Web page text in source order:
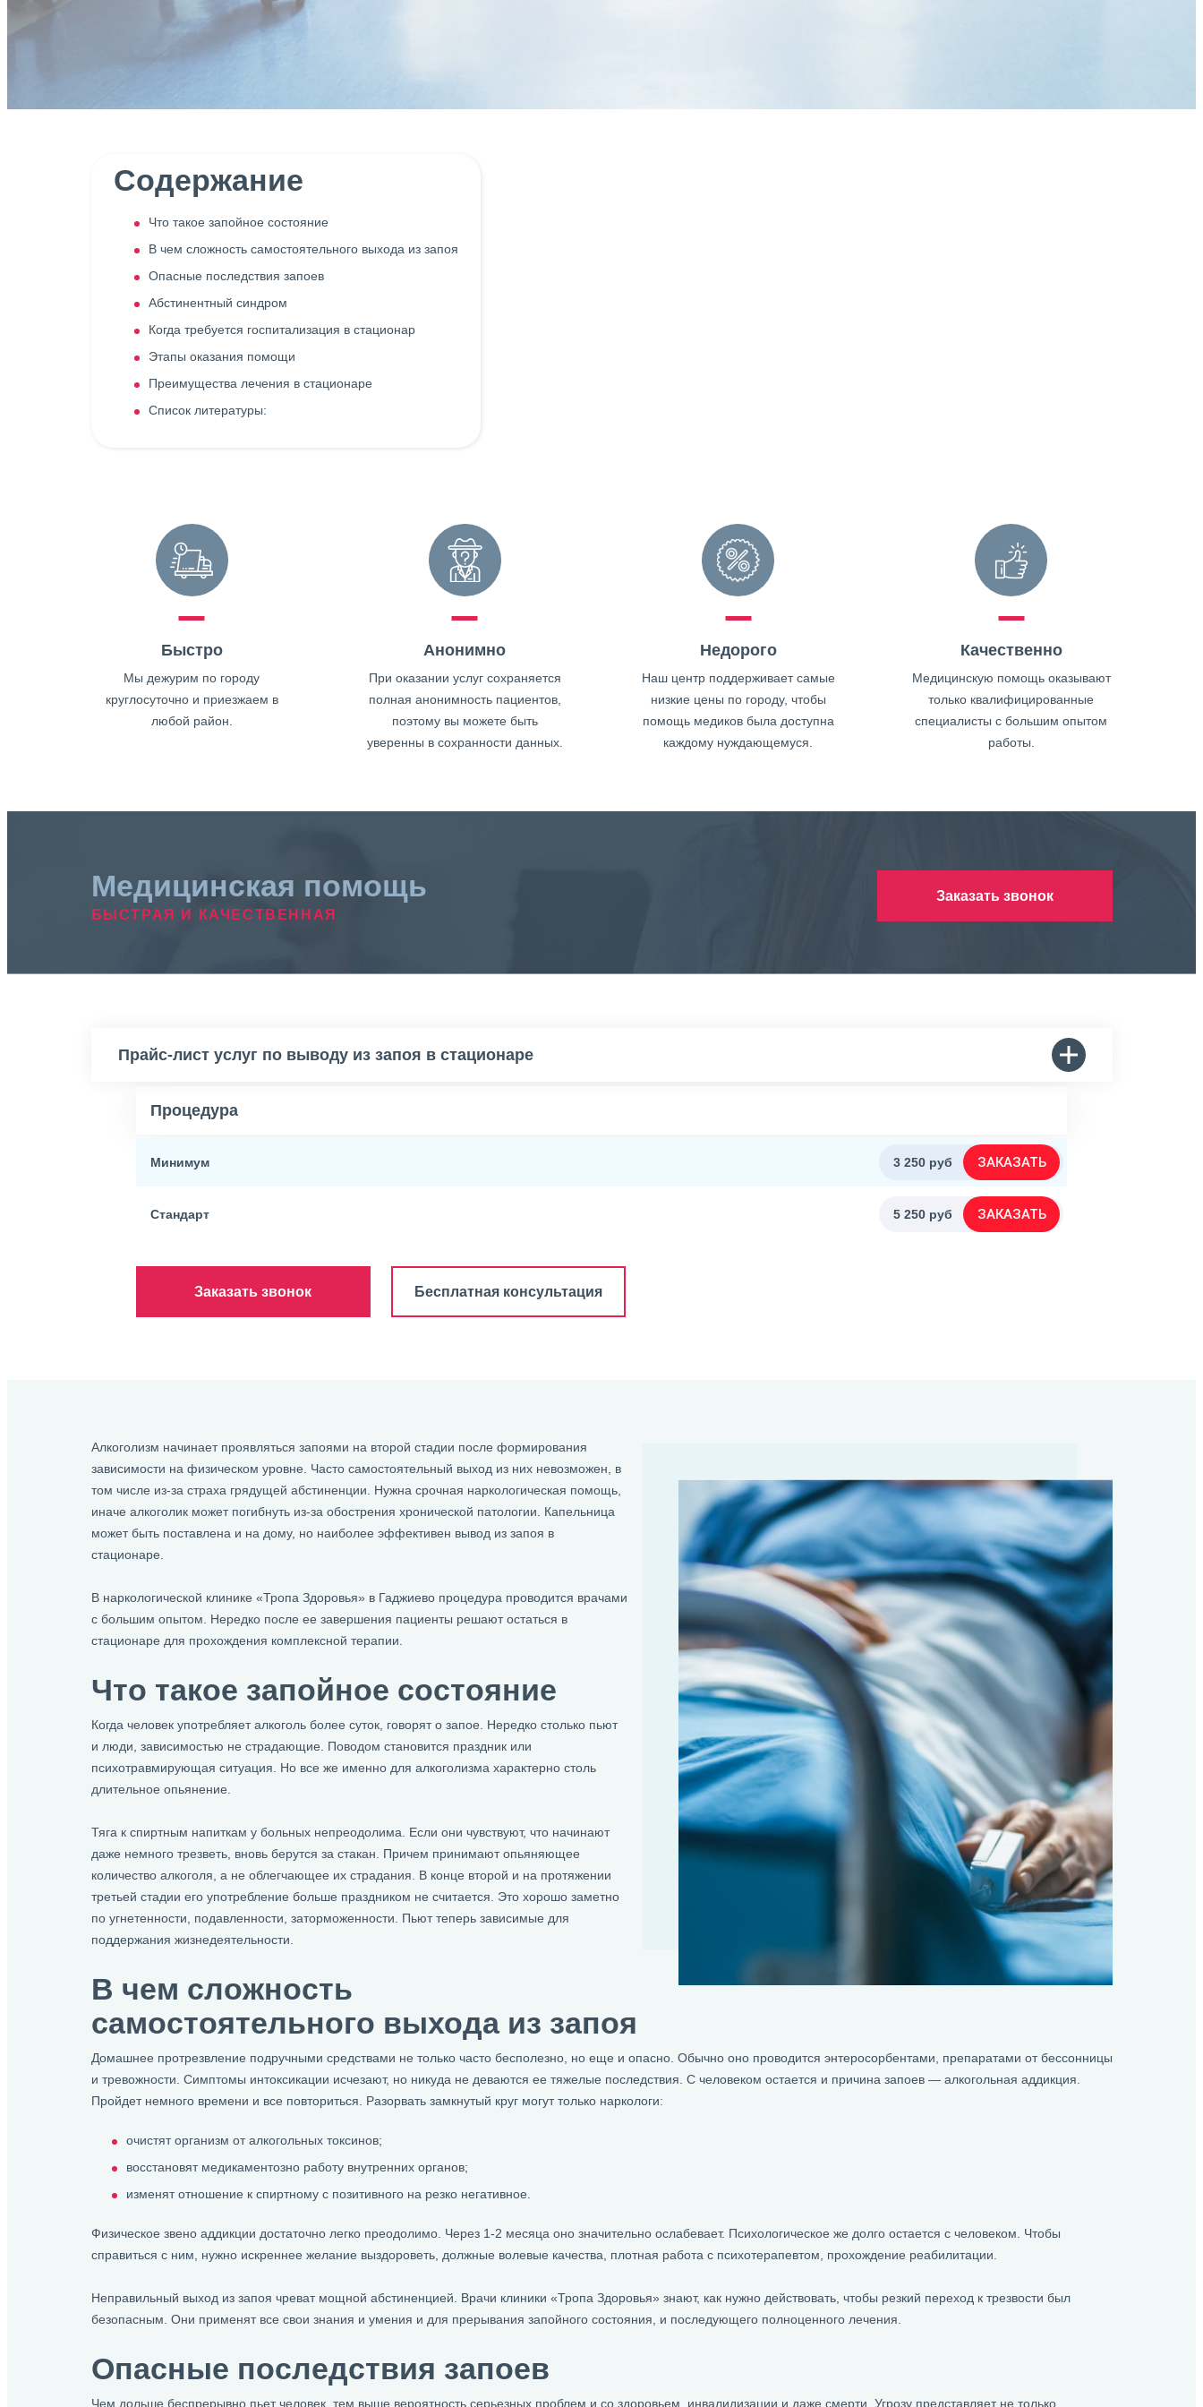
Содержание
Что такое запойное состояние
В чем сложность самостоятельного выхода из запоя
Опасные последствия запоев
Абстинентный синдром
Когда требуется госпитализация в стационар
Этапы оказания помощи
Преимущества лечения в стационаре
Список литературы:
Быстро
Мы дежурим по городу
круглосуточно и приезжаем в
любой район.
Анонимно
При оказании услуг сохраняется
полная анонимность пациентов,
поэтому вы можете быть
уверенны в сохранности данных.
Недорого
Наш центр поддерживает самые
низкие цены по городу, чтобы
помощь медиков была доступна
каждому нуждающемуся.
Качественно
Медицинскую помощь оказывают
только квалифицированные
специалисты с большим опытом
работы.
Медицинская помощь
БЫСТРАЯ И КАЧЕСТВЕННАЯ
Заказать звонок
Прайс-лист услуг по выводу из запоя в стационаре
Процедура
Минимум 3 250 руб ЗАКАЗАТЬ
Стандарт 5 250 руб ЗАКАЗАТЬ
Заказать звонок Бесплатная консультация
Алкоголизм начинает проявляться запоями на второй стадии после формирования
зависимости на физическом уровне. Часто самостоятельный выход из них невозможен, в
том числе из-за страха грядущей абстиненции. Нужна срочная наркологическая помощь,
иначе алкоголик может погибнуть из-за обострения хронической патологии. Капельница
может быть поставлена и на дому, но наиболее эффективен вывод из запоя в
стационаре.
В наркологической клинике «Тропа Здоровья» в Гаджиево процедура проводится врачами
с большим опытом. Нередко после ее завершения пациенты решают остаться в
стационаре для прохождения комплексной терапии.
Что такое запойное состояние
Когда человек употребляет алкоголь более суток, говорят о запое. Нередко столько пьют
и люди, зависимостью не страдающие. Поводом становится праздник или
психотравмирующая ситуация. Но все же именно для алкоголизма характерно столь
длительное опьянение.
Тяга к спиртным напиткам у больных непреодолима. Если они чувствуют, что начинают
даже немного трезветь, вновь берутся за стакан. Причем принимают опьяняющее
количество алкоголя, а не облегчающее их страдания. В конце второй и на протяжении
третьей стадии его употребление больше праздником не считается. Это хорошо заметно
по угнетенности, подавленности, заторможенности. Пьют теперь зависимые для
поддержания жизнедеятельности.
В чем сложность
самостоятельного выхода из запоя
Домашнее протрезвление подручными средствами не только часто бесполезно, но еще и опасно. Обычно оно проводится энтеросорбентами, препаратами от бессонницы
и тревожности. Симптомы интоксикации исчезают, но никуда не деваются ее тяжелые последствия. С человеком остается и причина запоев — алкогольная аддикция.
Пройдет немного времени и все повториться. Разорвать замкнутый круг могут только наркологи:
очистят организм от алкогольных токсинов;
восстановят медикаментозно работу внутренних органов;
изменят отношение к спиртному с позитивного на резко негативное.
Физическое звено аддикции достаточно легко преодолимо. Через 1-2 месяца оно значительно ослабевает. Психологическое же долго остается с человеком. Чтобы
справиться с ним, нужно искреннее желание выздороветь, должные волевые качества, плотная работа с психотерапевтом, прохождение реабилитации.
Неправильный выход из запоя чреват мощной абстиненцией. Врачи клиники «Тропа Здоровья» знают, как нужно действовать, чтобы резкий переход к трезвости был
безопасным. Они применят все свои знания и умения и для прерывания запойного состояния, и последующего полноценного лечения.
Опасные последствия запоев
Чем дольше беспрерывно пьет человек, тем выше вероятность серьезных проблем и со здоровьем, инвалидизации и даже смерти. Угрозу представляет не только